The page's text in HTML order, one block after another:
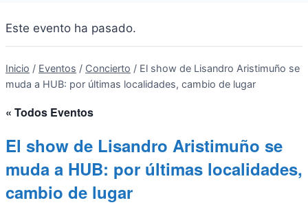
Este evento ha pasado.
Inicio / Eventos / Concierto / El show de Lisandro Aristimuño se
muda a HUB: por últimas localidades, cambio de lugar
« Todos Eventos
El show de Lisandro Aristimuño se
muda a HUB: por últimas localidades,
cambio de lugar